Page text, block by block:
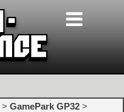
> GamePark GP32 >